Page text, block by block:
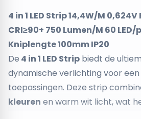
4 in 1 LED Strip 14,4W/M
CRI≥90+ 750 Lumen/M 60
Kniplengte 100mm IP20
De 4 in 1 LED Strip biedt de
dynamische verlichting voor
toepassingen. Deze strip
kleuren en warm wit licht, wat